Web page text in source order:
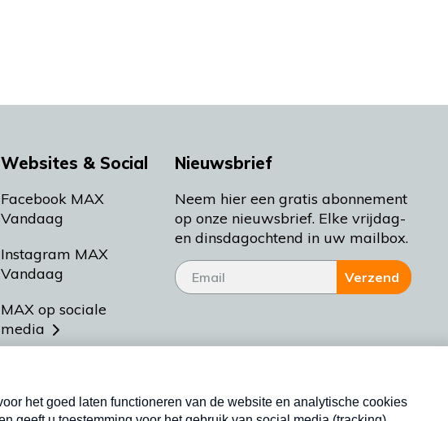
Websites & Social
Facebook MAX
Vandaag
Instagram MAX
Vandaag
MAX op sociale
media
Meldpunt Actueel
Nieuwsbrief
Neem hier een gratis abonnement
op onze nieuwsbrief. Elke vrijdag-
en dinsdagochtend in uw mailbox.
Verzend
Nieuwsbrief